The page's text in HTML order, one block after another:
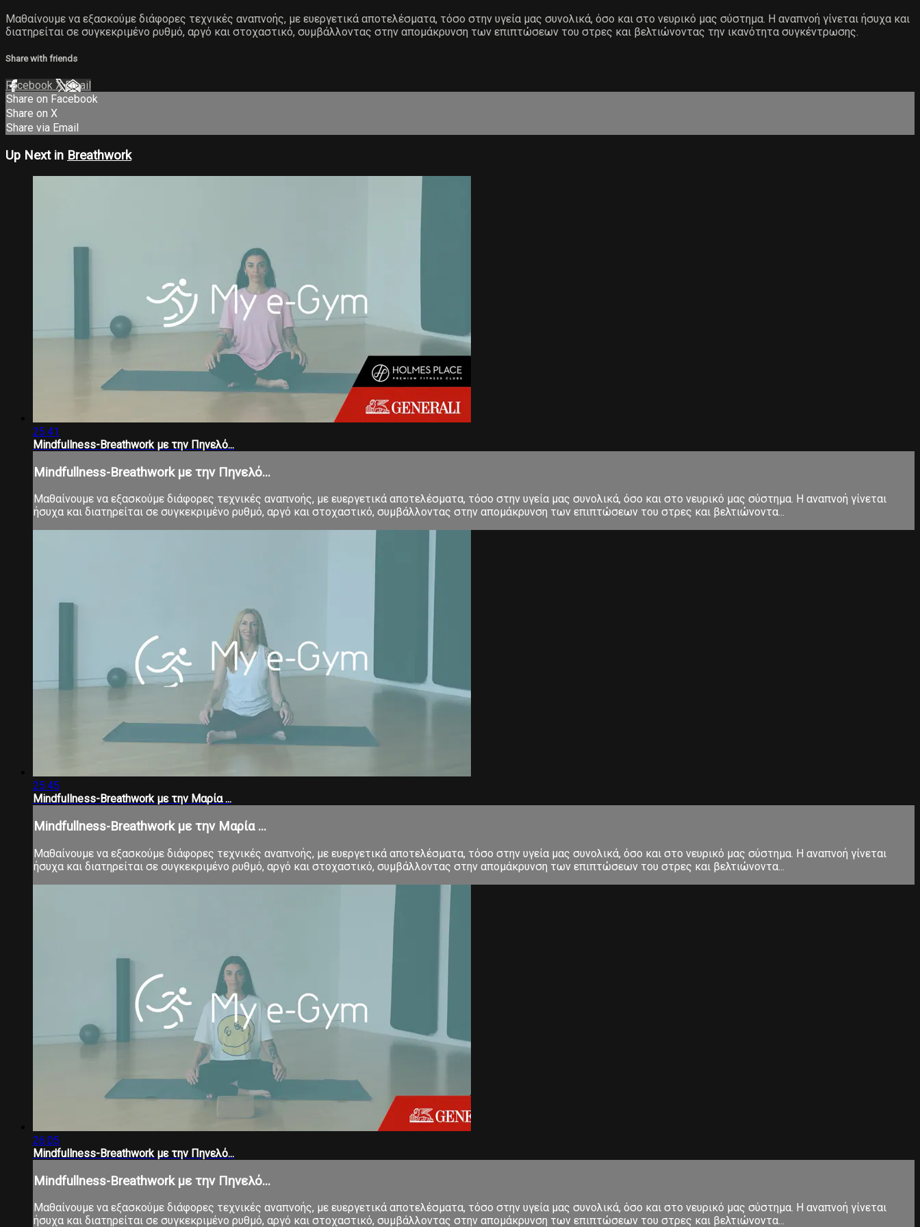
Μαθαίνουμε να εξασκούμε διάφορες τεχνικές αναπνοής, με ευεργετικά αποτελέσματα, τόσο στην υγεία μας συνολικά, όσο και στο νευρικό μας σύστημα. Η αναπνοή γίνεται ήσυχα και
διατηρείται σε συγκεκριμένο ρυθμό, αργό και στοχαστικό, συμβάλλοντας στην απομάκρυνση των επιπτώσεων του στρες και βελτιώνοντας την ικανότητα συγκέντρωσης.
Share with friends
Facebook XEmail
Share on Facebook
Share on X
Share via Email
Up Next in Breathwork
25:41
Mindfullness-Breathwork με την Πηνελό...
Mindfullness-Breathwork με την Πηνελό...
Μαθαίνουμε να εξασκούμε διάφορες τεχνικές αναπνοής, με ευεργετικά αποτελέσματα, τόσο στην υγεία μας συνολικά, όσο και στο νευρικό μας σύστημα. Η αναπνοή γίνεται
ήσυχα και διατηρείται σε συγκεκριμένο ρυθμό, αργό και στοχαστικό, συμβάλλοντας στην απομάκρυνση των επιπτώσεων του στρες και βελτιώνοντα...
25:45
Mindfullness-Breathwork με την Μαρία ...
Mindfullness-Breathwork με την Μαρία ...
Μαθαίνουμε να εξασκούμε διάφορες τεχνικές αναπνοής, με ευεργετικά αποτελέσματα, τόσο στην υγεία μας συνολικά, όσο και στο νευρικό μας σύστημα. Η αναπνοή γίνεται
ήσυχα και διατηρείται σε συγκεκριμένο ρυθμό, αργό και στοχαστικό, συμβάλλοντας στην απομάκρυνση των επιπτώσεων του στρες και βελτιώνοντα...
26:05
Mindfullness-Breathwork με την Πηνελό...
Mindfullness-Breathwork με την Πηνελό...
Μαθαίνουμε να εξασκούμε διάφορες τεχνικές αναπνοής, με ευεργετικά αποτελέσματα, τόσο στην υγεία μας συνολικά, όσο και στο νευρικό μας σύστημα. Η αναπνοή γίνεται
ήσυχα και διατηρείται σε συγκεκριμένο ρυθμό, αργό και στοχαστικό, συμβάλλοντας στην απομάκρυνση των επιπτώσεων του στρες και βελτιώνοντα...